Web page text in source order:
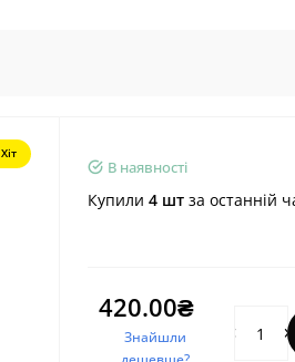
Хіт
В наявності
Купили 4 штза останній
420.00₴
Знайшли